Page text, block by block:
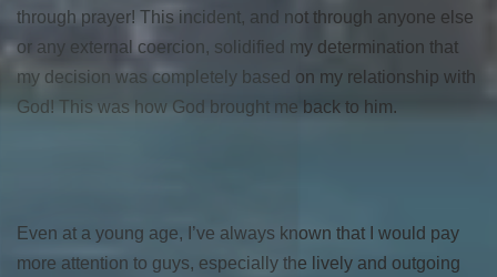
through prayer! This incident, and not through anyone else
or any external coercion, solidified my determination that
my decision was completely based on my relationship with
God! This was how God brought me back to him.
Even at a young age, I’ve always known that I would pay
more attention to guys, especially the lively and outgoing